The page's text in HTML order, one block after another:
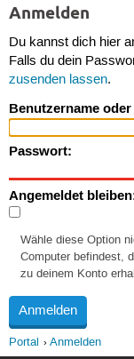
Anmelden
Du kannst dich hier
Falls du dein
zusenden lassen.
Benutzername
Passwort:
Angemeldet
Wähle diese Option
Computer befindest,
zu deinem Konto
Portal Anmelden